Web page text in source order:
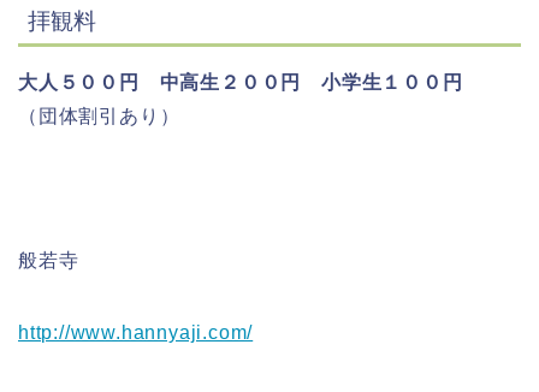
拝観料
大人５００円 中高生２００円 小学生１００円
（団体割引あり）
般若寺
http://www.hannyaji.com/